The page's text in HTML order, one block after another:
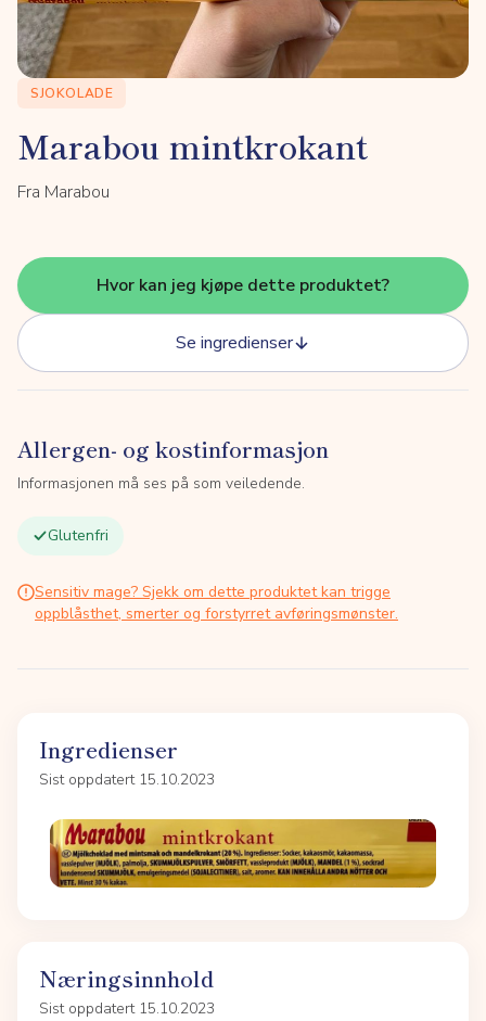
SJOKOLADE
Marabou mintkrokant
Fra Marabou
Hvor kan jeg kjøpe dette produktet?
Se ingredienser
Allergen- og kostinformasjon
Informasjonen må ses på som veiledende.
Glutenfri
Sensitiv mage? Sjekk om dette produktet kan trigge
oppblåsthet, smerter og forstyrret avføringsmønster.
Ingredienser
Sist oppdatert 15.10.2023
Næringsinnhold
Sist oppdatert 15.10.2023